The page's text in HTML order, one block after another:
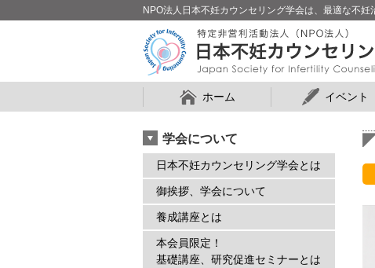
NPO法人日本不妊カウンセリング学会は、最適な不
ホーム イベント
学会について
日本不妊カウンセリング学会とは
御挨拶、学会について
養成講座とは
本会員限定！
基礎講座、研究促進セミナーとは